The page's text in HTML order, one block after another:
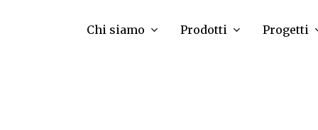
Chi siamo Prodotti Progetti